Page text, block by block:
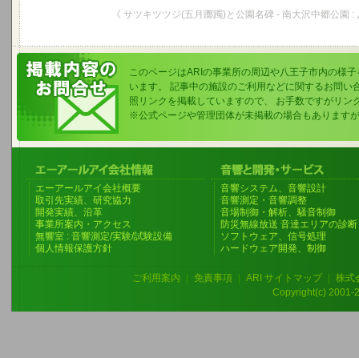
《 サツキツツジ(五月躑躅)と公園名碑 - 南大沢中郷公園 :
このページはARIの事業所の周辺や八王子市内の様
います。 記事中の施設のご利用などに関するお問い
照リンクを掲載していますので、 お手数ですがリン
※公式ページや管理団体が未掲載の場合もあります
エーアールアイ会社概要
取引先実績、研究協力
開発実績、沿革
事業所案内・アクセス
無響室 : 音響測定/実験/試験設備
個人情報保護方針
音響システム、音響設計
音響測定・音響調整
音場制御・解析、騒音制御
防災無線放送 音達エリアの診断
ソフトウェア、信号処理
ハードウェア開発、制御
ご利用案内 免責事項 ARI サイトマップ
株式
Copyright(c) 2001-